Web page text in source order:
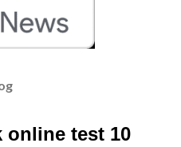
online test 10